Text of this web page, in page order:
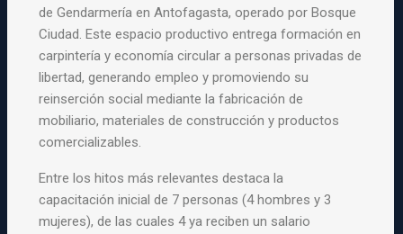
de Gendarmería en Antofagasta, operado por Bosque
Ciudad. Este espacio productivo entrega formación en
carpintería y economía circular a personas privadas de
libertad, generando empleo y promoviendo su
reinserción social mediante la fabricación de
mobiliario, materiales de construcción y productos
comercializables.
Entre los hitos más relevantes destaca la
capacitación inicial de 7 personas (4 hombres y 3
mujeres), de las cuales 4 ya reciben un salario